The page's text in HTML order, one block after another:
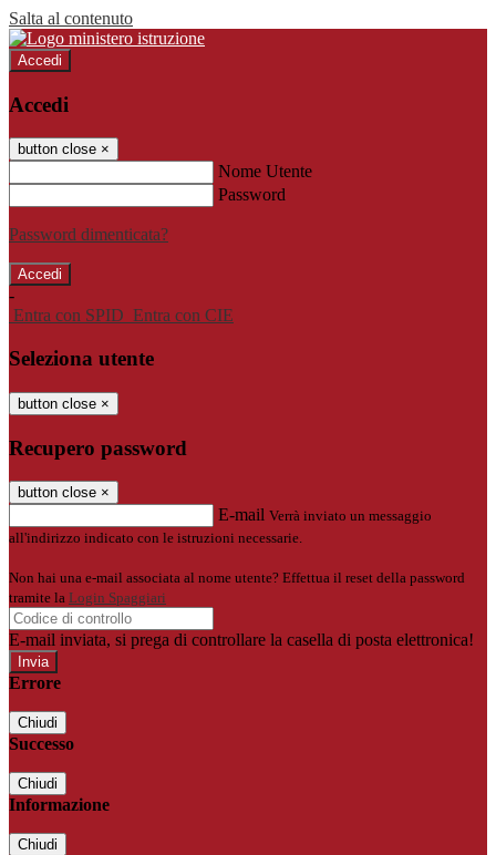
Salta al contenuto
Accedi
Accedi
button close ×
Nome Utente
Password
Password dimenticata?
-
Entra con SPID Entra con CIE
Seleziona utente
button close ×
Recupero password
button close ×
E-mail Verrà inviato un messaggio
all'indirizzo indicato con le istruzioni necessarie.
Non hai una e-mail associata al nome utente? Effettua il reset della password
tramite la Login Spaggiari
E-mail inviata, si prega di controllare la casella di posta elettronica!
Errore
Chiudi
Successo
Chiudi
Informazione
Chiudi